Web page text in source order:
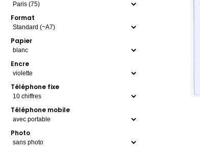
Format
Papier
Encre
Téléphone fixe
Téléphone mobile
Photo